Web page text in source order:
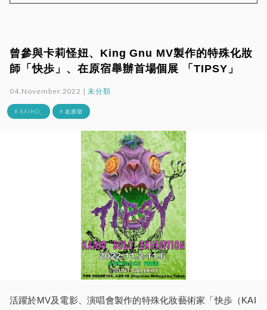
曾參與卡莉怪妞、King Gnu MV製作的特殊化妝
師「快歩」、在原宿舉辦首場個展 「TIPSY」
04.November.2022 |未分類
# KAIHO_ # 在原宿
活躍於MV及電影、演唱會製作的特殊化妝藝術家「快歩（KAI